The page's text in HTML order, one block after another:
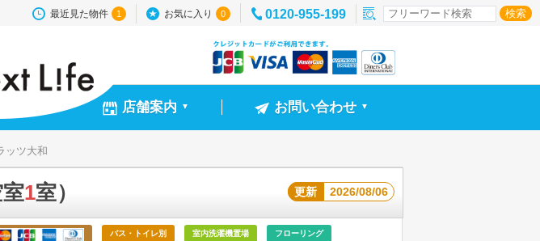
最近見た物件 1 お気に入り 0 0120-955-199
店舗案内 ▼ お問い合わせ ▼
ッツ大和
1室） 更新 2026/08/06
バス・トイレ別 室内洗濯機置場 フローリング